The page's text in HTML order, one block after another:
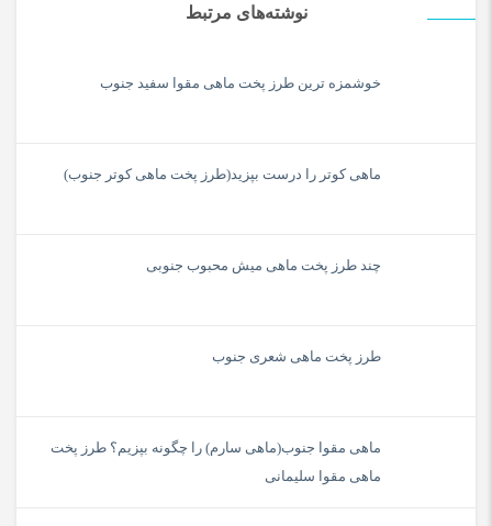
نوشته‌های مرتبط
خوشمزه ترین طرز پخت ماهی مقوا سفید جنوب
ماهی کوتر را درست بپزید(طرز پخت ماهی کوتر جنوب)
چند طرز پخت ماهی میش محبوب جنوبی
طرز پخت ماهی شعری جنوب
ماهی مقوا جنوب(ماهی سارم) را چگونه بپزیم؟ طرز پخت
ماهی مقوا سلیمانی